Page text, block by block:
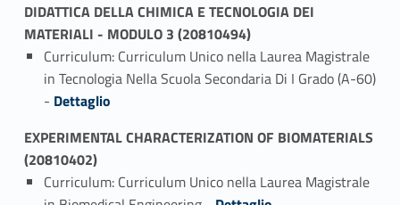
DIDATTICA DELLA CHIMICA E TECNOLOGIA DEI
MATERIALI - MODULO 3 (20810494)
Curriculum: Curriculum Unico nella Laurea Magistrale
in Tecnologia Nella Scuola Secondaria Di I Grado (A-60)
- Link identifier #identifier_person_50003-1
Dettaglio
EXPERIMENTAL CHARACTERIZATION OF BIOMATERIALS
(20810402)
Curriculum: Curriculum Unico nella Laurea Magistrale
Link identifier #identifier_person_7477-1